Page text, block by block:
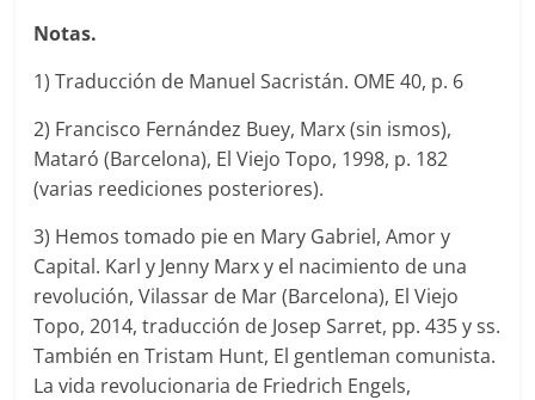
Notas.
1) Traducción de Manuel Sacristán. OME 40, p. 6
2) Francisco Fernández Buey, Marx (sin ismos),
Mataró (Barcelona), El Viejo Topo, 1998, p. 182
(varias reediciones posteriores).
3) Hemos tomado pie en Mary Gabriel, Amor y
Capital. Karl y Jenny Marx y el nacimiento de una
revolución, Vilassar de Mar (Barcelona), El Viejo
Topo, 2014, traducción de Josep Sarret, pp. 435 y ss.
También en Tristam Hunt, El gentleman comunista.
La vida revolucionaria de Friedrich Engels,